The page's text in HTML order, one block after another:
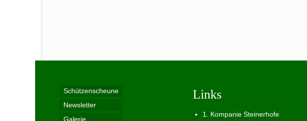
Schützenscheune
Newsletter
Galerie
Links
1. Kompanie Steinerhofe